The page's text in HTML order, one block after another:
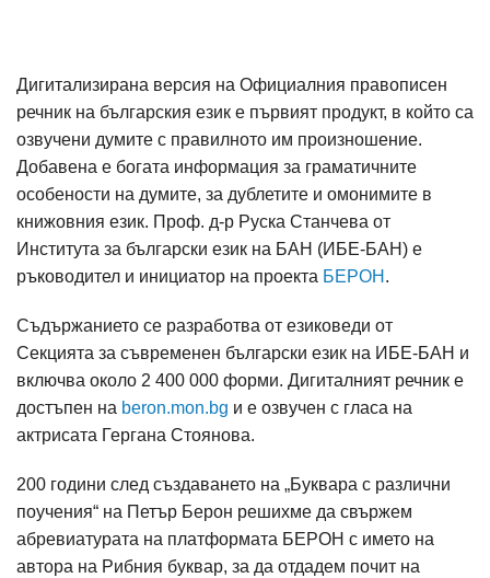
Дигитализирана версия на Официалния правописен
речник на българския език е първият продукт, в който са
озвучени думите с правилното им произношение.
Добавена е богата информация за граматичните
особености на думите, за дублетите и омонимите в
книжовния език. Проф. д-р Руска Станчева от
Института за български език на БАН (ИБЕ-БАН) е
ръководител и инициатор на проекта БЕРОН .
Съдържанието се разработва от езиковеди от
Секцията за съвременен български език на ИБЕ-БАН и
включва около 2 400 000 форми. Дигиталният речник е
достъпен на beron.mon.bg и е озвучен с гласа на
актрисата Гергана Стоянова.
200 години след създаването на „Буквара с различни
поучения“ на Петър Берон решихме да свържем
абревиатурата на платформата БЕРОН с името на
автора на Рибния буквар, за да отдадем почит на